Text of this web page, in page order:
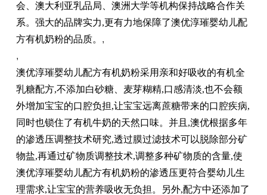
会、澳大利亚乳品局、澳洲大学等机构保持战略合作关
系。强大的品牌实力,更有力地保障了澳优淳璀婴幼儿配
方有机奶粉的品质。 ,
,
澳优淳璀婴幼儿配方有机奶粉采用亲和好吸收的有机全
乳糖配方,不添加白砂糖、麦芽糊精,口感清淡,也不会额
外增加宝宝的口腔负担,让宝宝远离蔗糖带来的口腔疾病,
同时也锁住了有机牛奶的天然口味。并且,澳优根据多年
的渗透压调整技术研究,透过膜过滤技术可以脱除部分矿
物盐,再通过矿物质调整技术,调整多种矿物质的含量,使
澳优淳璀婴幼儿配方有机奶粉的渗透压更符合婴幼儿生
理需求,让宝宝的营养吸收无负担。另外,配方中还添加了